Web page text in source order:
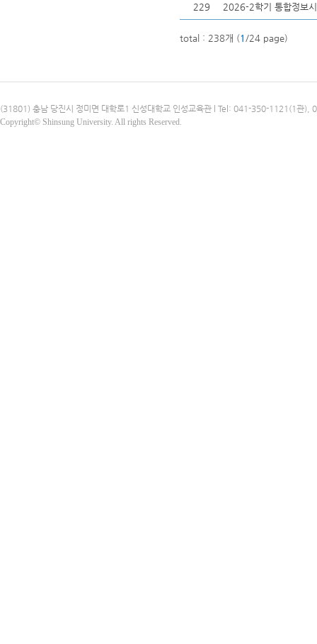
229 2026-2학기 통합정보
total : 238개 (1 /24 page)
(31801) 충남 당진시 정미면 대학로1 신성대학교 인성교육관 l Tel: 041-350-1121(1
Copyright© Shinsung University. All rights Reserved.